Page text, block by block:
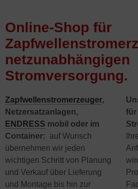
Online-Shop für
netzunabhängigen
Stromversorgung.
Zapfwellenstromerzeuger,
Netzersatzanlagen,
ENDRESS mobil oder im
Container: auf Wunsch
übernehmen wir jeden
wichtigen Schritt von Planung
und Verkauf über Lieferung
und Montage bis hin zur
für